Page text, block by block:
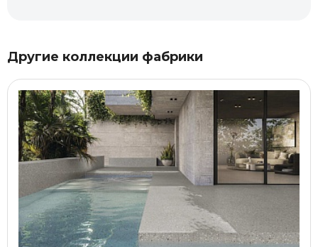
Другие коллекции фабрики